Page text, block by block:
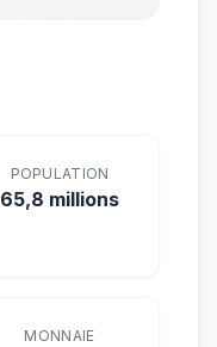
POPULATION
65,8 millions
MONNAIE